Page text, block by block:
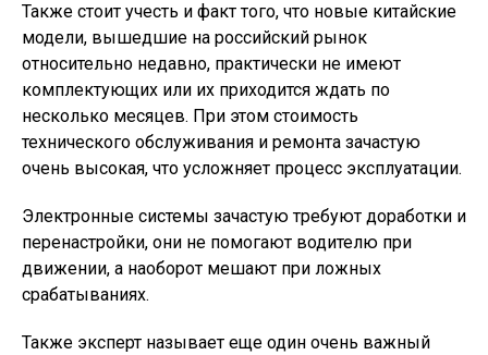
Также стоит учесть и факт того, что новые китайские
модели, вышедшие на российский рынок
относительно недавно, практически не имеют
комплектующих или их приходится ждать по
несколько месяцев. При этом стоимость
технического обслуживания и ремонта зачастую
очень высокая, что усложняет процесс эксплуатации.
Электронные системы зачастую требуют доработки и
перенастройки, они не помогают водителю при
движении, а наоборот мешают при ложных
срабатываниях.
Также эксперт называет еще один очень важный